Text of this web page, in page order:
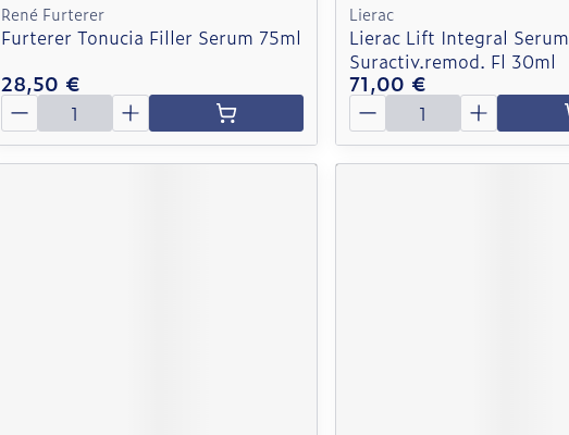
René Furterer
Furterer Tonucia Filler Serum 75ml
28,50 €
Quantité
Lierac
Lierac Lift Integral Serum
Suractiv.remod. Fl 30ml
71,00 €
Quantité